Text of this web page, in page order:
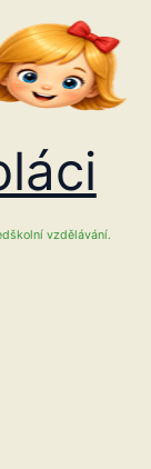
vzdělávání.